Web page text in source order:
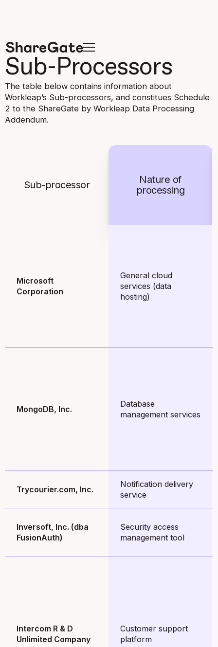
Sub-Processors
The table below contains information about
Workleap’s Sub-processors, and constitues Schedule
2 to the ShareGate by Workleap Data Processing
Addendum.
Sub-processor
Nature of
processing
Microsoft
Corporation
General cloud
services (data
hosting)
MongoDB, Inc.
Database
management services
Trycourier.com, Inc.
Notification delivery
service
Inversoft, Inc. (dba
FusionAuth)
Security access
management tool
Intercom R & D
Unlimited Company
Customer support
platform